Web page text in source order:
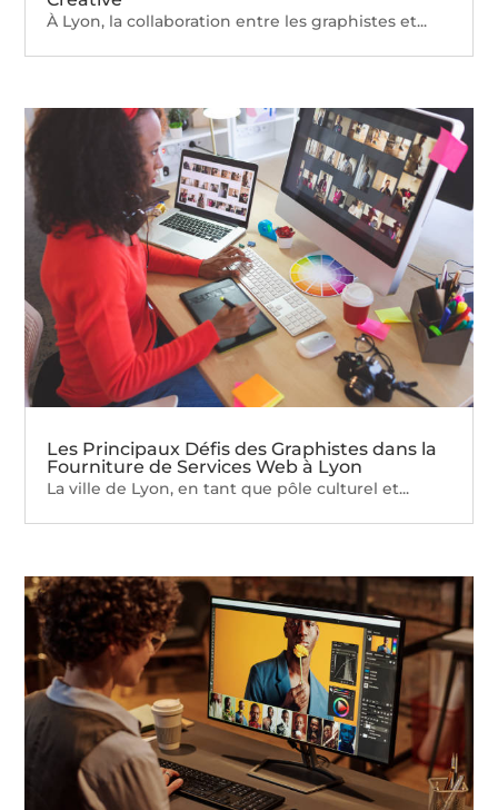
À Lyon, la collaboration entre les graphistes et...
Les Principaux Défis des Graphistes dans la
Fourniture de Services Web à Lyon
La ville de Lyon, en tant que pôle culturel et...